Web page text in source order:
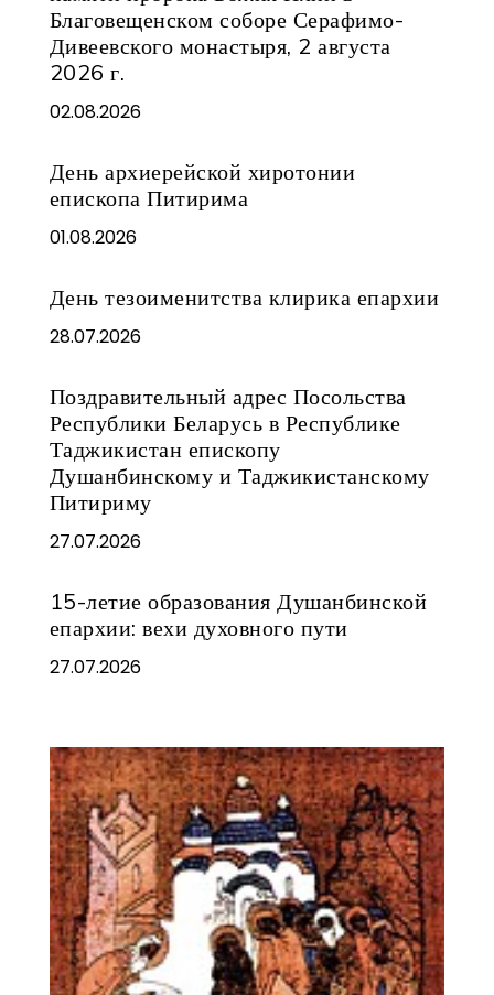
Благовещенском соборе Серафимо-
Дивеевского монастыря, 2 августа
2026 г.
02.08.2026
День архиерейской хиротонии
епископа Питирима
01.08.2026
День тезоименитства клирика епархии
28.07.2026
Поздравительный адрес Посольства
Республики Беларусь в Республике
Таджикистан епископу
Душанбинскому и Таджикистанскому
Питириму
27.07.2026
15-летие образования Душанбинской
епархии: вехи духовного пути
27.07.2026